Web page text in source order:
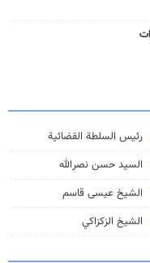
رئیس السلطة القضائیة
السيد حسن نصرالله
الشيخ عيسى قاسم
الشيخ الزكزاكي